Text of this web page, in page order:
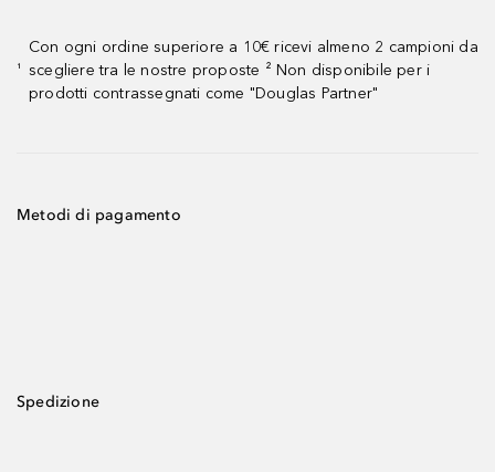
¹
Con ogni ordine superiore a 10€ ricevi almeno 2 campioni da
scegliere tra le nostre proposte ² Non disponibile per i
prodotti contrassegnati come "Douglas Partner"
Metodi di pagamento
Spedizione